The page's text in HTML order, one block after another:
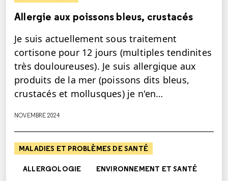
Allergie aux poissons bleus, crustacés
Je suis actuellement sous traitement
cortisone pour 12 jours (multiples tendinites
très douloureuses). Je suis allergique aux
produits de la mer (poissons dits bleus,
crustacés et mollusques) je n'en…
NOVEMBRE 2024
MALADIES ET PROBLÈMES DE SANTÉ
ALLERGOLOGIE ENVIRONNEMENT ET SANTÉ